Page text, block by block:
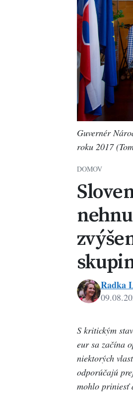
Guvernér
roku 2017
DOMOV
Radka
S kritickým
eur sa začína
niektorých
odporúčajú
mohlo priniesť